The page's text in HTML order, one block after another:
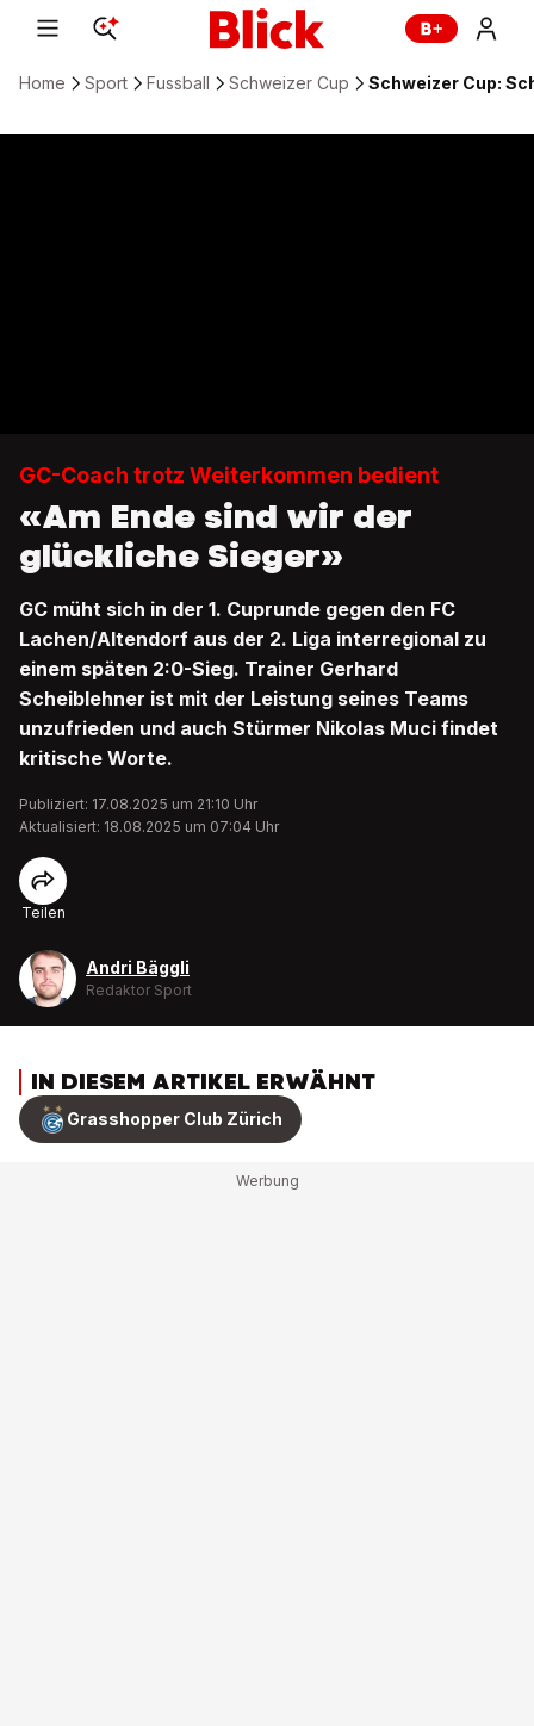
Home Sport Fussball Schweizer Cup Schweizer Cup:
GC-Coach trotz Weiterkommen bedient
«Am Ende sind wir der
glückliche Sieger»
GC müht sich in der 1. Cuprunde gegen den FC
Lachen/Altendorf aus der 2. Liga interregional zu
einem späten 2:0-Sieg. Trainer Gerhard
Scheiblehner ist mit der Leistung seines Teams
unzufrieden und auch Stürmer Nikolas Muci findet
kritische Worte.
Publiziert: 17.08.2025 um 21:10 Uhr
Aktualisiert: 18.08.2025 um 07:04 Uhr
Teilen
Andri Bäggli
Redaktor Sport
IN DIESEM ARTIKEL ERWÄHNT
Grasshopper Club Zürich